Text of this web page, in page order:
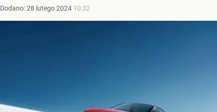
Dodano:28 lutego2024 10:32